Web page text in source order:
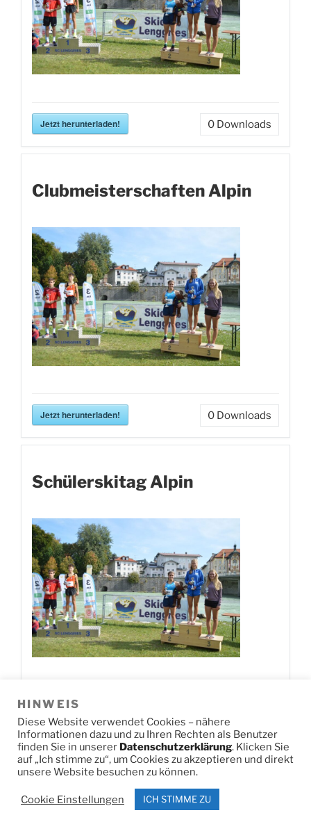
Jetzt herunterladen! 0 Downloads
Clubmeisterschaften Alpin
Jetzt herunterladen! 0 Downloads
Schülerskitag Alpin
Jetzt herunterladen!
DSC U14 SL2
HINWEIS
Diese Website verwendet Cookies – nähere
Informationen dazu und zu Ihren Rechten als Benutzer
finden Sie in unsererDatenschutzerklärung. Klicken Sie
auf „Ich stimme zu“, um Cookies zu akzeptieren und direkt
unsere Website besuchen zu können.
Cookie Einstellungen ICH STIMME ZU